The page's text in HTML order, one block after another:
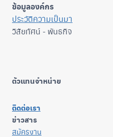
ข้อมูลองค์กร
ประวัติความเป็นมา
วิสัยทัศน์ - พันธกิจ
ตัวแทนจำหน่าย
ติดต่อเรา
ข่าวสาร
สมัครงาน